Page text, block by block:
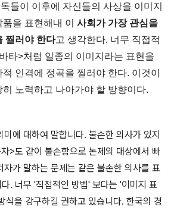
들이 이후에 자신들의 사상을 이미지
을 표현해내 이 사회가 가장 관심을
찔러야 한다고 생각한다. 너무 직접적
타>처럼 일종의 이미지라는 표현을
인격에 정곡을 찔러야 한다. 이것이
노력하고 나아가야 할 방향이다.
에 대하여 말합니다. 불손한 의사가 있지
>도 같이 불손함으로 논제의 대상에서 빠
자가 말하는 문제는 같은 불손한 의사를 표
. 너무 '직접적인 방법' 보다는 '이미지 표
식을 강구하길 권하고 있습니다. 한국의 경